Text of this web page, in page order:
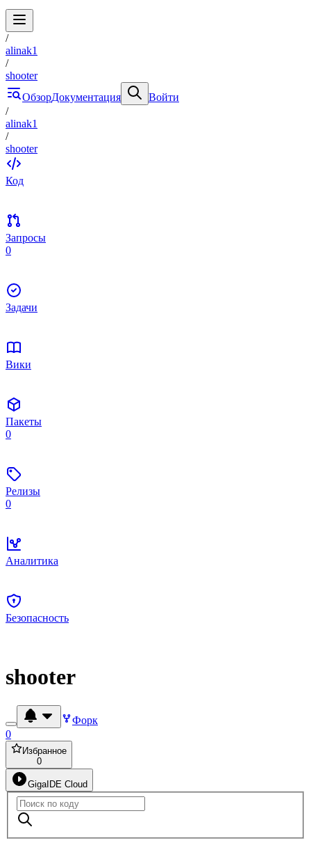
/
alinak1
/
shooter
ОбзорДокументация
Войти
/
alinak1
/
shooter
Код
Запросы
0
Задачи
Вики
Пакеты
0
Релизы
0
Аналитика
Безопасность
shooter
Форк
0
Избранное
0
GigaIDE Cloud